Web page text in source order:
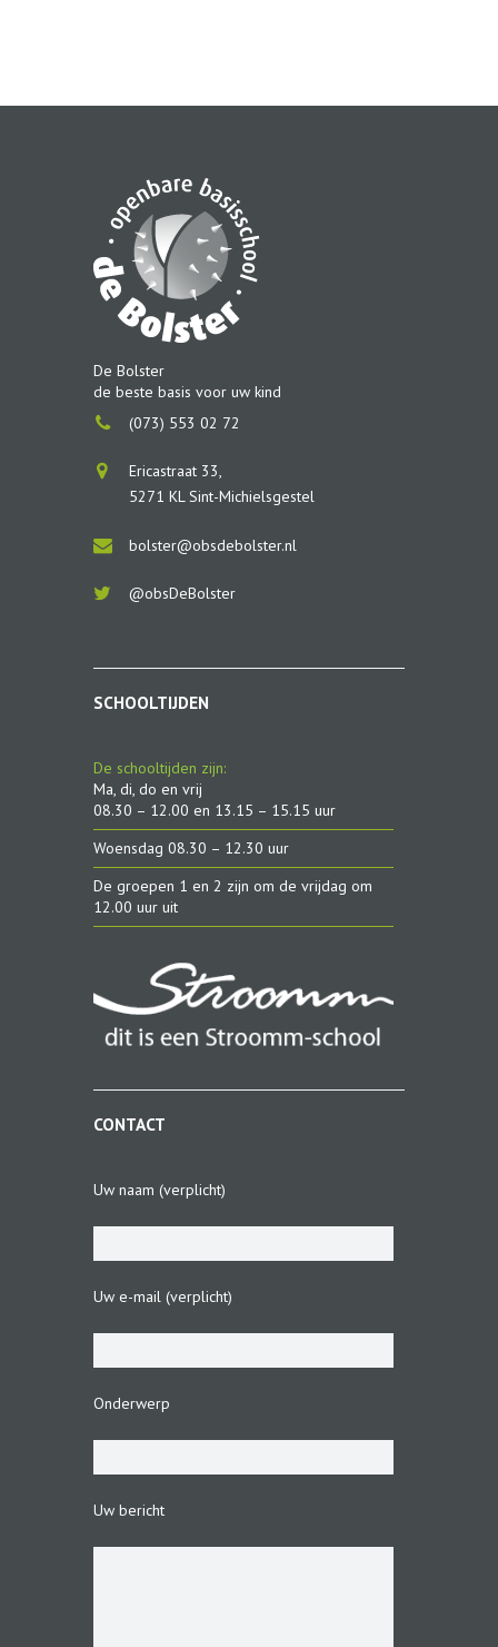
De Bolster
de beste basis voor uw kind
(073) 553 02 72
Ericastraat 33,
5271 KL Sint-Michielsgestel
bolster@obsdebolster.nl
@obsDeBolster
SCHOOLTIJDEN
De schooltijden zijn:
Ma, di, do en vrij
08.30 – 12.00 en 13.15 – 15.15 uur
Woensdag 08.30 – 12.30 uur
De groepen 1 en 2 zijn om de vrijdag om
12.00 uur uit
CONTACT
Uw naam (verplicht)
Uw e-mail (verplicht)
Onderwerp
Uw bericht